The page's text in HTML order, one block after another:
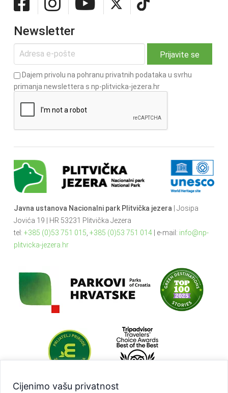
Cijenimo vašu privatnost
Newsletter
Dajem privolu na pohranu privatnih podataka u svrhu
primanja newslettera s np-plitvicka-jezera.hr
Javna ustanova Nacionalni park Plitvička jezera | Josipa
Jovića 19 | HR 53231 Plitvička Jezera
tel: +385 (0)53 751 015 +385 (0)53 751 014| e-mail: info@np-
plitvicka-jezera.hr